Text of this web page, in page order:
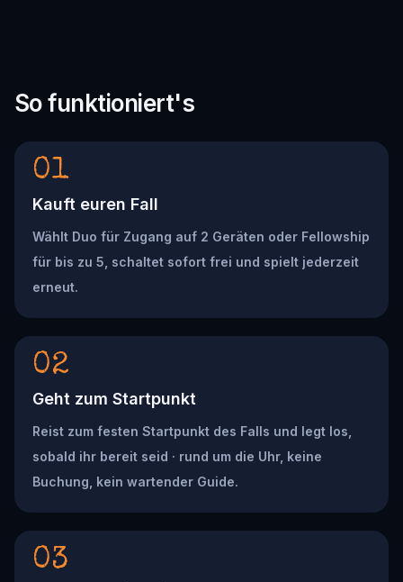
So funktioniert's
01
Kauft euren Fall
Wählt Duo für Zugang auf 2 Geräten oder Fellowship
für bis zu 5, schaltet sofort frei und spielt jederzeit
erneut.
02
Geht zum Startpunkt
Reist zum festen Startpunkt des Falls und legt los,
sobald ihr bereit seid · rund um die Uhr, keine
Buchung, kein wartender Guide.
03